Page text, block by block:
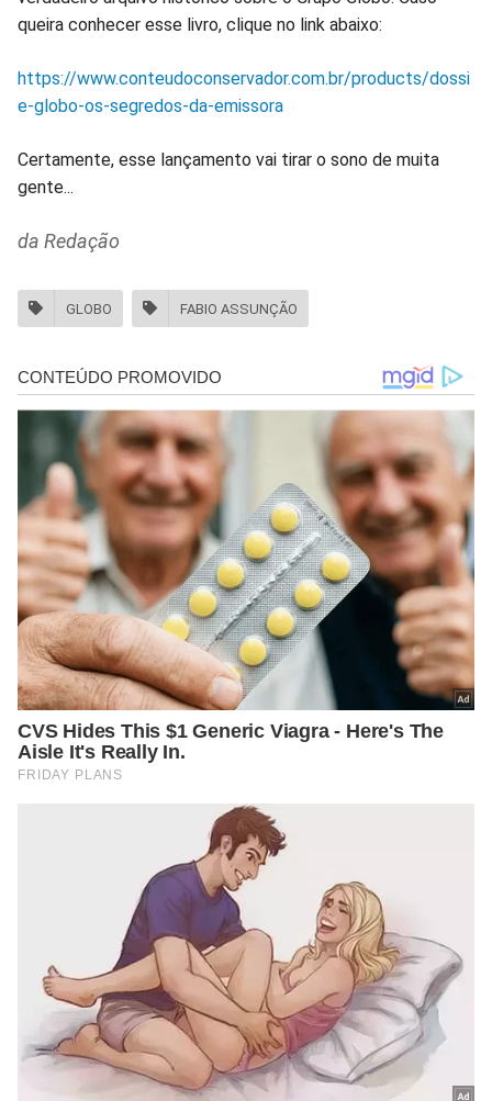
queira conhecer esse livro, clique no link abaixo:
https://www.conteudoconservador.com.br/products/dossi
e-globo-os-segredos-da-emissora
Certamente, esse lançamento vai tirar o sono de muita
gente...
da Redação
GLOBO FABIO ASSUNÇÃO